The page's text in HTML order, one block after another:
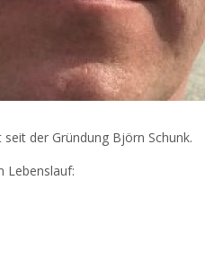
der Gründung Björn Schunk.
Lebenslauf: